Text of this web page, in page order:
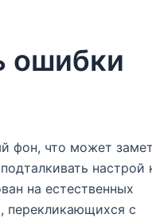
ошибки
фон, что может
настрой
на естественных
перекликающихся c